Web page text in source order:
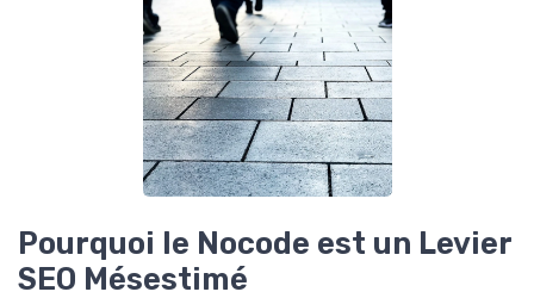
Pourquoi le Nocode est un Levier
SEO Mésestimé